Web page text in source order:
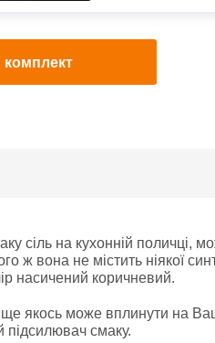
комплект
сіль на кухонній поличці,
вона не містить ніякої
насичений коричневий.
якось може вплинути на
підсилювач смаку.